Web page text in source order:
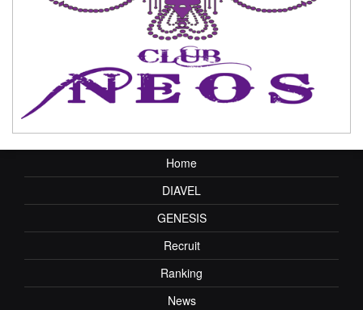
Home
DIAVEL
GENESIS
Recruit
Ranking
News